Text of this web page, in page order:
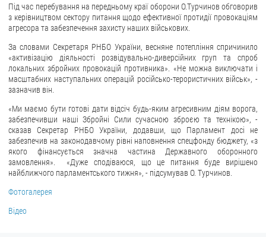
Запит на отримання публічної інформації
Облік публічної інформації
Публічні закупівлі
Внутрішній аудит
Під час перебування на передньому краї оборони О.Турчинов обговорив
з керівництвом сектору питання щодо ефективної протидії провокаціям
агресора та забезпечення захисту наших військових.
За словами Секретаря РНБО України, весняне потепління спричинило
«активізацію діяльності розвідувально-диверсійних груп та спроб
локальних збройних провокацій противника». «Не можна виключати і
масштабних наступальних операцій російсько-терористичних військ», -
зазначив він.
«Ми маємо бути готові дати відсіч будь-яким агресивним діям ворога,
забезпечивши наші Збройні Сили сучасною зброєю та технікою», -
сказав Секретар РНБО України, додавши, що Парламент досі не
забезпечив на законодавчому рівні наповнення спецфонду бюджету, «з
якого фінансується значна частина Державного оборонного
замовлення». «Дуже сподіваюся, що це питання буде вирішено
найближчого парламентського тижня», - підсумував О. Турчинов.
Фотогалерея
Відео